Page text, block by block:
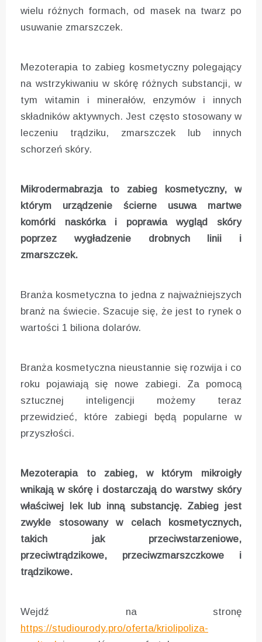
wielu różnych formach, od masek na twarz po
usuwanie zmarszczek.
Mezoterapia to zabieg kosmetyczny polegający
na wstrzykiwaniu w skórę różnych substancji, w
tym witamin i minerałów, enzymów i innych
składników aktywnych. Jest często stosowany w
leczeniu trądziku, zmarszczek lub innych
schorzeń skóry.
Mikrodermabrazja to zabieg kosmetyczny, w
którym urządzenie ścierne usuwa martwe
komórki naskórka i poprawia wygląd skóry
poprzez wygładzenie drobnych linii i
zmarszczek.
Branża kosmetyczna to jedna z najważniejszych
branż na świecie. Szacuje się, że jest to rynek o
wartości 1 biliona dolarów.
Branża kosmetyczna nieustannie się rozwija i co
roku pojawiają się nowe zabiegi. Za pomocą
sztucznej inteligencji możemy teraz
przewidzieć, które zabiegi będą popularne w
przyszłości.
Mezoterapia to zabieg, w którym mikroigły
wnikają w skórę i dostarczają do warstwy skóry
właściwej lek lub inną substancję. Zabieg jest
zwykle stosowany w celach kosmetycznych,
takich jak przeciwstarzeniowe,
przeciwtrądzikowe, przeciwzmarszczkowe i
trądzikowe.
Wejdź na stronę
https://studiourody.pro/oferta/kriolipoliza-